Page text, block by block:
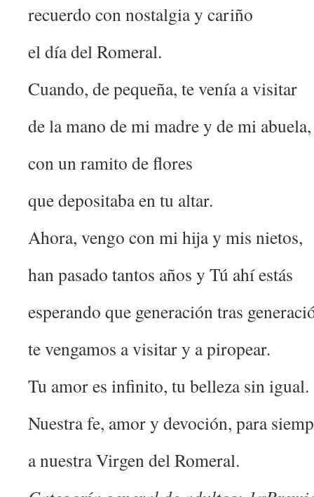
recuerdo con nostalgia y cariño
el día del Romeral.
Cuando, de pequeña, te venía a visitar
de la mano de mi madre y de mi abuela,
con un ramito de flores
que depositaba en tu altar.
Ahora, vengo con mi hija y mis nietos,
han pasado tantos años y Tú ahí estás
esperando que generación tras
te vengamos a visitar y a piropear.
Tu amor es infinito, tu belleza sin igual.
Nuestra fe, amor y devoción, para
a nuestra Virgen del Romeral.